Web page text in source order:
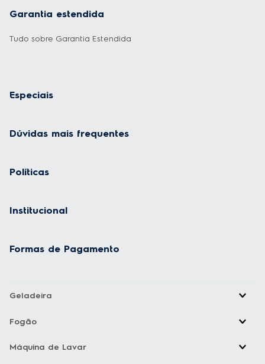
Garantia estendida
Tudo sobre Garantia Estendida
Especiais
Dúvidas mais frequentes
Políticas
Institucional
Formas de Pagamento
Geladeira
Fogão
Máquina de Lavar